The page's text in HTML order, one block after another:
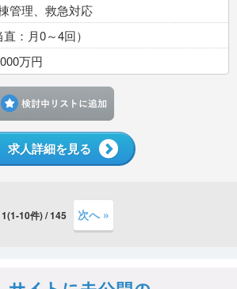
管理、救急対応
：月0～4回）
万円
求人詳細を見る
1(1-10件) / 145 次へ »